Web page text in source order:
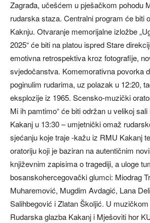
Zagrađa, učešćem u pješačkom pohodu
rudarska staza. Centralni program će biti
Kaknju. Otvaranje memorijalne izložbe
2025“ će biti na platou ispred Stare
emotivna retrospektiva kroz fotografije,
svjedočanstva. Komemorativna povorka
poginulim rudarima, uz polazak u 12:20,
eksplozije iz 1965. Scensko-muzički
Mi ih pamtimo“ će biti održan u velikoj
Kakanj u 13:30 – umjetnički omaž
sjećanju koje traje -kažu iz RMU Kakanj
oratoriju koji je baziran na autentičnim
književnim zapisima o tragediji, a uloge
bosanskohercegovački glumci: Miodrag
Muharemović, Mugdim Avdagić, Lana
Salihbegović i Zlatan Školjić. U
Rudarska glazba Kakanj i Mješoviti hor